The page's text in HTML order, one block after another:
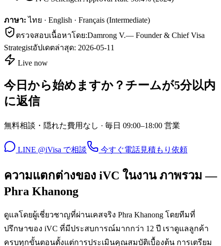
ภาษา: ไทย · English · Français (Intermediate)
ตรวจสอบเนื้อหาโดย:Damrong V.— Founder & Chief Visa
Strategistอัปเดตล่าสุด: 2026-05-11
Live now
今日から始めますか？チームが5分以内
に返信
無料相談・隠れた費用なし · 毎日 09:00–18:00 営業
LINE @iVisa で相談 今すぐ電話見積もり依頼
ความแตกต่างของ iVC ในงาน ภาพรวม —
Phra Khanong
ดูแลโดยผู้เชี่ยวชาญที่ผ่านเคสจริง Phra Khanong โดยทีมที่
ปรึกษาของ iVC ที่มีประสบการณ์มากกว่า 12 ปี เราดูแลลูกค้า
ครบทุกขั้นตอนตั้งแต่การประเมินคุณสมบัติเบื้องต้น การเตรียม